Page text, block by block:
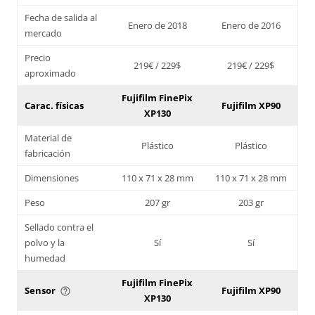
Fecha de salida al
mercado
Enero de 2018 Enero de 2016
Precio
aproximado
219€ / 229$ 219€ / 229$
Carac. físicas
Fujifilm FinePix
XP130
Fujifilm XP90
Material de
fabricación
Plástico Plástico
Dimensiones 110 x 71 x 28 mm
110 x 71 x 28 mm
Peso
207 gr
203 gr
Sellado contra el
polvo y la
humedad
Sí Sí
Sensor help_outline
Fujifilm FinePix
XP130
Fujifilm XP90